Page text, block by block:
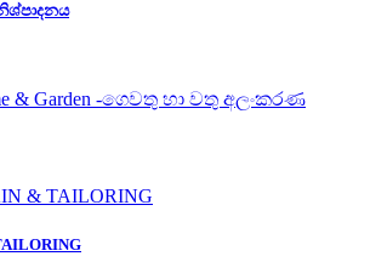
& Garden -ගෙවතු හා වතු අලංකරණ